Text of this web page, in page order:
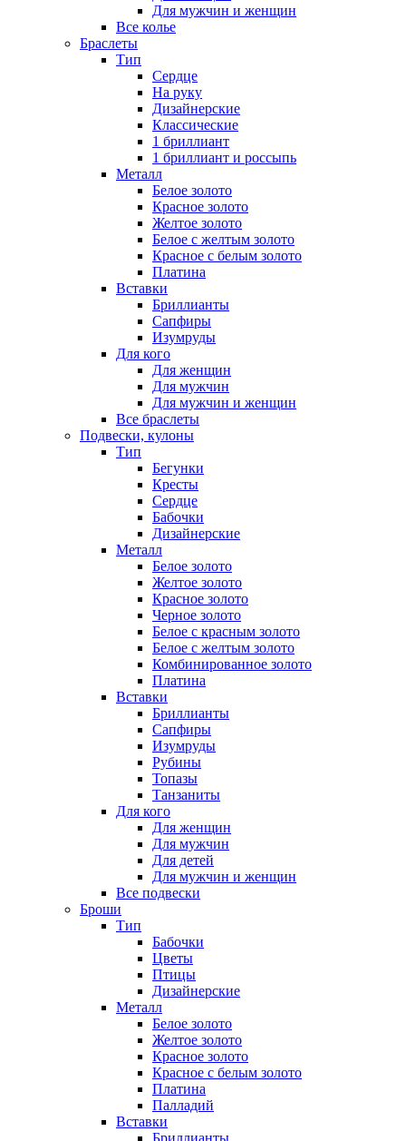
Для мужчин и женщин
Все колье
Браслеты
Тип
Сердце
На руку
Дизайнерские
Классические
1 бриллиант
1 бриллиант и россыпь
Металл
Белое золото
Красное золото
Желтое золото
Белое с желтым золото
Красное с белым золото
Платина
Вставки
Бриллианты
Сапфиры
Изумруды
Для кого
Для женщин
Для мужчин
Для мужчин и женщин
Все браслеты
Подвески, кулоны
Тип
Бегунки
Кресты
Сердце
Бабочки
Дизайнерские
Металл
Белое золото
Желтое золото
Красное золото
Черное золото
Белое с красным золото
Белое с желтым золото
Комбинированное золото
Платина
Вставки
Бриллианты
Сапфиры
Изумруды
Рубины
Топазы
Танзаниты
Для кого
Для женщин
Для мужчин
Для детей
Для мужчин и женщин
Все подвески
Броши
Тип
Бабочки
Цветы
Птицы
Дизайнерские
Металл
Белое золото
Желтое золото
Красное золото
Красное с белым золото
Платина
Палладий
Вставки
Бриллианты